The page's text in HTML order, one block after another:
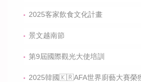
2025客家飲食文化計畫
景文越南節
第9屆國際觀光大使培訓
2025韓國🇰🇷AFA世界廚藝大賽榮